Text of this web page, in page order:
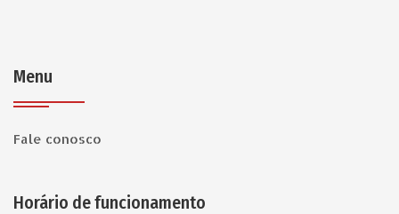
Menu
Fale conosco
Horário de funcionamento